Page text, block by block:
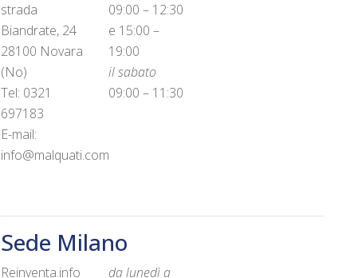
strada
Biandrate, 24
28100 Novara
(No)
Tel: 0321
697183
E-mail:
info@malquati.com
09:00 – 12:30
e 15:00 –
19:00
il sabato
09:00 – 11:30
Sede Milano
Reinventa.info
da lunedì a